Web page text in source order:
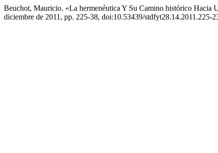
Beuchot, Mauricio. «La hermenéutica Y Su Camino histórico Hacia
diciembre de 2011, pp. 225-38, doi:10.53439/stdfyt28.14.2011.225-